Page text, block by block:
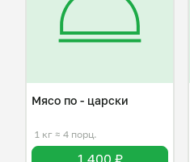
Мясо по - царски
1 кг ≈ 4 порц.
1 400 ₽